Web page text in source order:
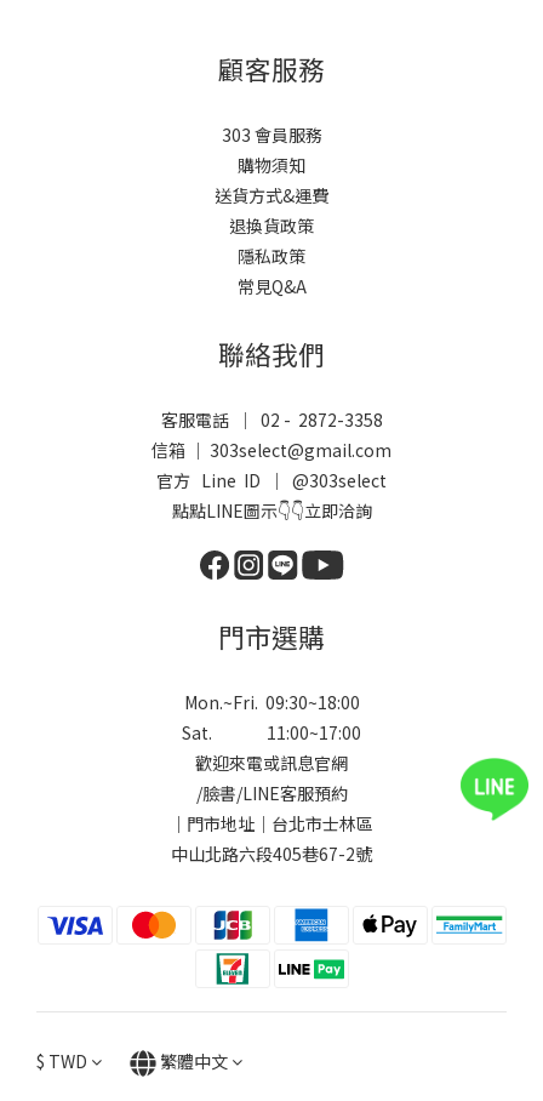
顧客服務
303 會員服務
購物須知
送貨方式&運費
退換貨政策
隱私政策
常見Q&A
聯絡我們
客服電話 ｜ 02 - 2872-3358
信箱 ｜ 303select@gmail.com
官方 Line ID ｜ @303select
點點LINE圖示👇👇立即洽詢
門市選購
Mon.~Fri. 09:30~18:00
Sat. 11:00~17:00
歡迎來電或訊息官網
/臉書/LINE客服預約
｜門市地址｜台北市士林區
中山北路六段405巷67-2號
$ TWD 繁體中文